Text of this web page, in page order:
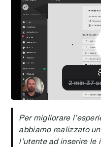
Per migliorare
abbiamo realizzato
l’utente ad inserire